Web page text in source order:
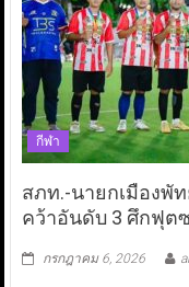
กีฬา
สภท.-นายกเมืองพั
คว้าอันดับ 3 ศึกฟุต
กรกฎาคม 6, 2026